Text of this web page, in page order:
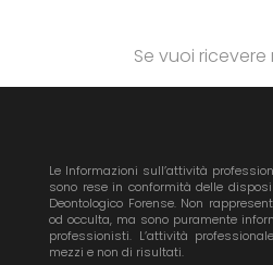
Se vuoi
Le Informazioni sull’attività
sono rese in conformità delle
Deontologico Forense. Non
od occulta, ma sono puramente
professionisti. L’attività
mezzi e non di risultati.